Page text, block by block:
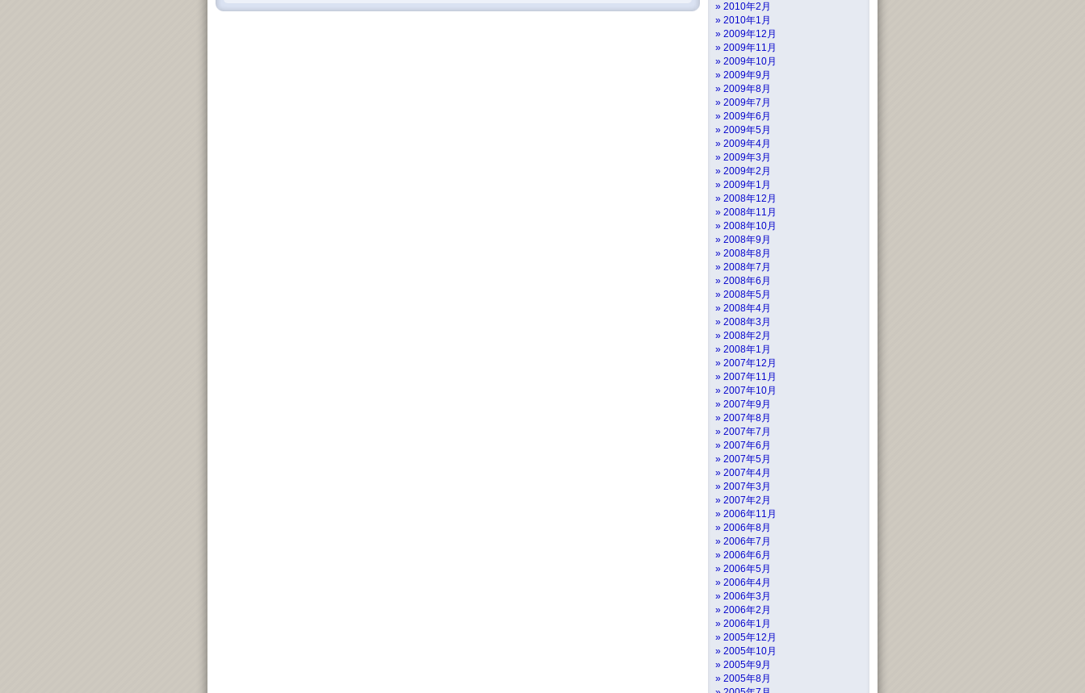
2010年2月
2010年1月
2009年12月
2009年11月
2009年10月
2009年9月
2009年8月
2009年7月
2009年6月
2009年5月
2009年4月
2009年3月
2009年2月
2009年1月
2008年12月
2008年11月
2008年10月
2008年9月
2008年8月
2008年7月
2008年6月
2008年5月
2008年4月
2008年3月
2008年2月
2008年1月
2007年12月
2007年11月
2007年10月
2007年9月
2007年8月
2007年7月
2007年6月
2007年5月
2007年4月
2007年3月
2007年2月
2006年11月
2006年8月
2006年7月
2006年6月
2006年5月
2006年4月
2006年3月
2006年2月
2006年1月
2005年12月
2005年10月
2005年9月
2005年8月